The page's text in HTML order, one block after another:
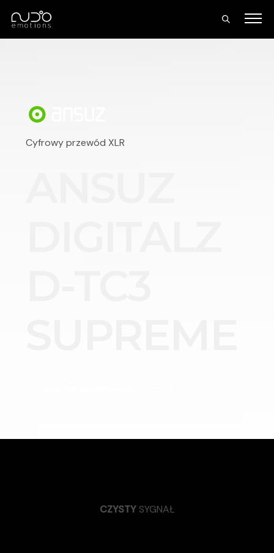
Cyfrowy przewód XLR
CZYSTY SYGNAŁ